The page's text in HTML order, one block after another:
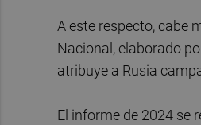
A este respecto, cabe
Nacional, elaborado
atribuye a Rusia
El informe de 2024 se